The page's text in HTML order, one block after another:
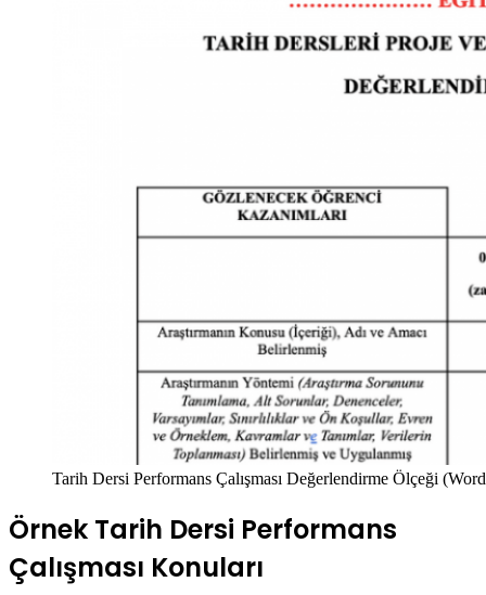
Tarih Dersi Performans Çalışması Değerlendirme Ölçeği
Örnek Tarih Dersi Performans
Çalışması Konuları